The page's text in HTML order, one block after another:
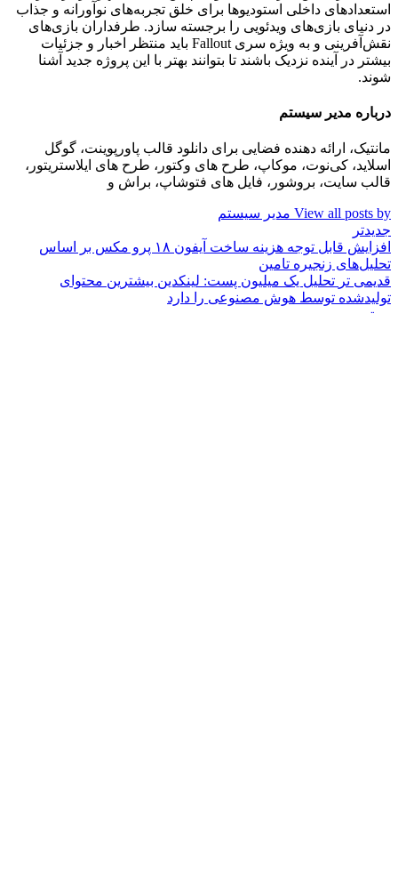
استعدادهای داخلی استودیوها برای خلق تجربه‌های نوآورانه و جذاب
در دنیای بازی‌های ویدئویی را برجسته سازد. طرفداران بازی‌های
نقش‌آفرینی و به ویژه سری Fallout باید منتظر اخبار و جزئیات
بیشتر در آینده نزدیک باشند تا بتوانند بهتر با این پروژه جدید آشنا
شوند.
درباره مدیر سیستم
مانتیک، ارائه دهنده فضایی برای دانلود قالب پاورپوینت، گوگل
اسلاید، کی‌نوت، موکاپ، طرح های وکتور، طرح های ایلاستریتور،
قالب سایت، بروشور، فایل های فتوشاپ، براش و
View all posts by مدیر سیستم
جدیدتر
افزایش قابل توجه هزینه ساخت آیفون ۱۸ پرو مکس بر اساس
تحلیل‌های زنجیره تامین
قدیمی تر تحلیل یک میلیون پست: لینکدین بیشترین محتوای
تولیدشده توسط هوش مصنوعی را دارد
بستن